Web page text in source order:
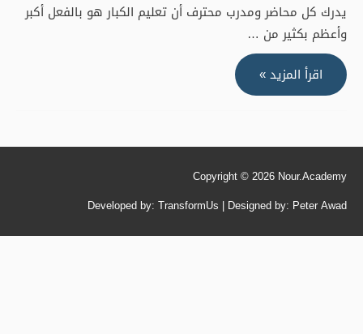
يدرك كل محاضر ومدرب محترف أن تعليم الكبار هو بالفعل أكبر
وأعظم بكثير من …
قائمة
المراجعة
عنها
لكل
اقرأ المزيد »
Copyright © 2026 Nour.Academy
Developed by: TransformUs | Designed by: Peter Awad